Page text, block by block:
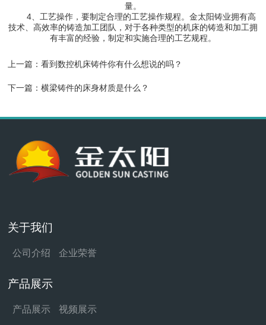
量。
4、工艺操作，要制定合理的工艺操作规程。金太阳铸业拥有高
技术、高效率的铸造加工团队，对于各种类型的机床的铸造和加工拥
有丰富的经验，制定和实施合理的工艺规程。
上一篇：看到数控机床铸件你有什么想说的吗？
下一篇：横梁铸件的床身材质是什么？
关于我们
公司介绍 企业荣誉
产品展示
产品展示 视频展示